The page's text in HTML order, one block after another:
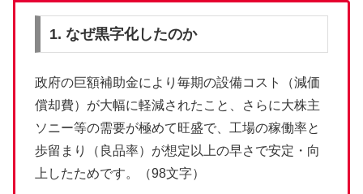
1. なぜ黒字化したのか
政府の巨額補助金により毎期の設備コスト（減価
償却費）が大幅に軽減されたこと、さらに大株主
ソニー等の需要が極めて旺盛で、工場の稼働率と
歩留まり（良品率）が想定以上の早さで安定・向
上したためです。（98文字）